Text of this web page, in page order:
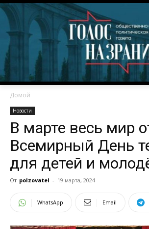
Домой
Новости
В марте весь мир
Всемирный День
для детей и
От polzovatel - 19 марта, 2024
WhatsApp Email